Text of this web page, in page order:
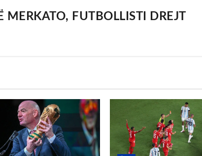
FUTBOLLISTI DREJT